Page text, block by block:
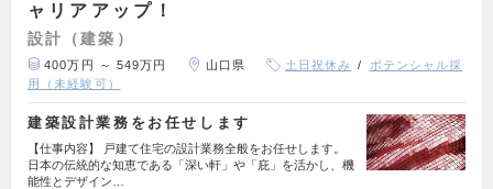
ャリアアップ！
設計（建築）
400万円 ～ 549万円 山口県 土日祝休み
ポテンシャル採
用（未経験可）
建築設計業務をお任せします
【仕事内容】 戸建て住宅の設計業務全般をお任せします。
日本の伝統的な知恵である「深い軒」や「庇」を活かし、機
能性とデザイン…